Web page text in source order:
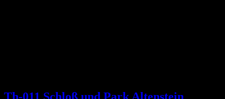
Th-011 Schloß und Park Altenstein